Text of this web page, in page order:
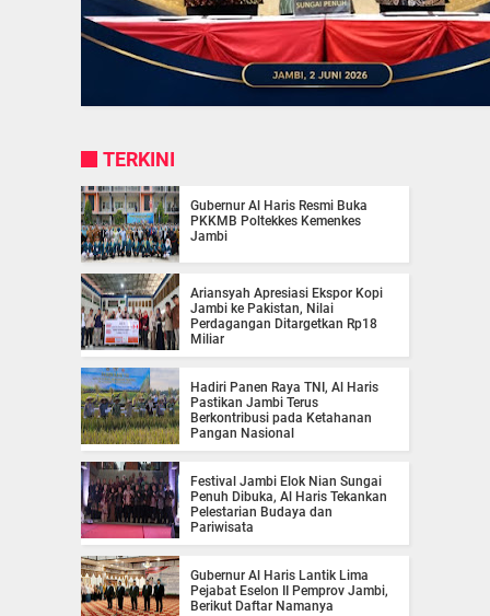
TERKINI
Gubernur Al Haris Resmi Buka
PKKMB Poltekkes Kemenkes
Jambi
Ariansyah Apresiasi Ekspor Kopi
Jambi ke Pakistan, Nilai
Perdagangan Ditargetkan Rp18
Miliar
Hadiri Panen Raya TNI, Al Haris
Pastikan Jambi Terus
Berkontribusi pada Ketahanan
Pangan Nasional
Festival Jambi Elok Nian Sungai
Penuh Dibuka, Al Haris Tekankan
Pelestarian Budaya dan
Pariwisata
Gubernur Al Haris Lantik Lima
Pejabat Eselon II Pemprov Jambi,
Berikut Daftar Namanya